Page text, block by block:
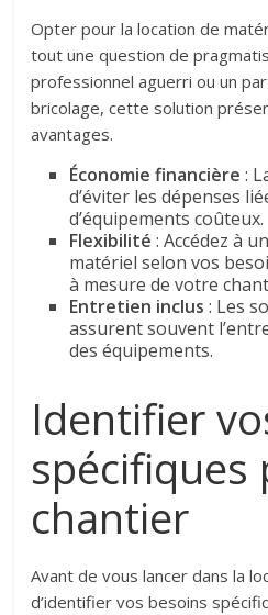
Opter pour la location de
tout une question de
professionnel aguerri ou un
bricolage, cette solution
avantages.
Économie financière :
d’éviter les dépenses
d’équipements coûteux.
Flexibilité : Accédez à
matériel selon vos
à mesure de votre
Entretien inclus : Les
assurent souvent
des équipements.
Identifier
spécifiques
chantier
Avant de vous lancer dans la
d’identifier vos besoins